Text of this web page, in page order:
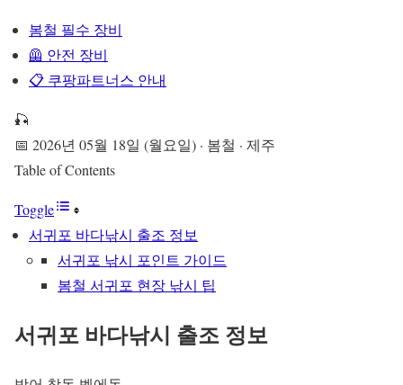
봄철 필수 장비
🦺 안전 장비
📋 쿠팡파트너스 안내
🎣
📅 2026년 05월 18일 (월요일) · 봄철 · 제주
Table of Contents
Toggle
서귀포 바다낚시 출조 정보
서귀포 낚시 포인트 가이드
봄철 서귀포 현장 낚시 팁
서귀포 바다낚시 출조 정보